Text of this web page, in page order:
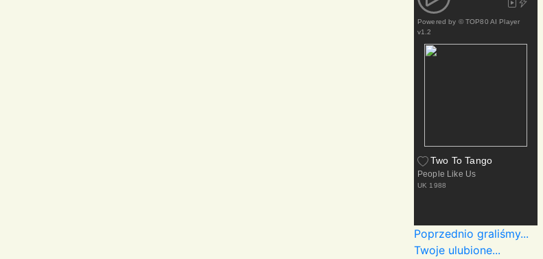
Powered by © TOP80 AI Player
v1.2
Two To Tango
People Like Us
UK 1988
Poprzednio graliśmy...
Twoje ulubione...